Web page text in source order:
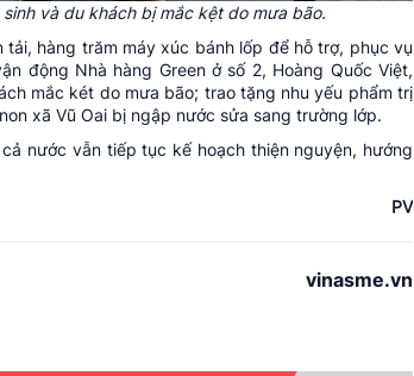
và du khách bị mắc kệt do mưa bão.
hàng trăm máy xúc bánh lốp để hỗ trợ, phục vụ
động Nhà hàng Green ở số 2, Hoàng Quốc Việt,
mắc két do mưa bão; trao tặng nhu yếu phẩm trị
xã Vũ Oai bị ngập nước sửa sang trường lớp.
nước vẫn tiếp tục kế hoạch thiện nguyện, hướng
PV
vinasme.vn